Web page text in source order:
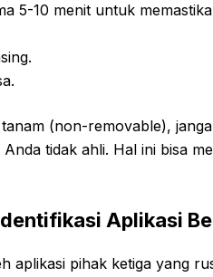
5-10 menit untuk
(non-removable),
tidak ahli. Hal ini bisa
Aplikasi
aplikasi pihak ketiga yang